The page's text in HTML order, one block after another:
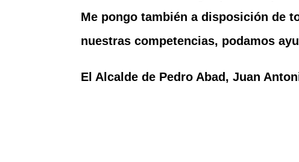
Me pongo también a disposición de
nuestras competencias, podamos
El Alcalde de Pedro Abad, Juan